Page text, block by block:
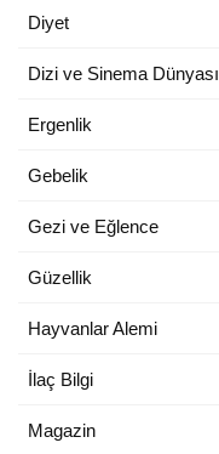
Diyet
Dizi ve Sinema Dünyası
Ergenlik
Gebelik
Gezi ve Eğlence
Güzellik
Hayvanlar Alemi
İlaç Bilgi
Magazin